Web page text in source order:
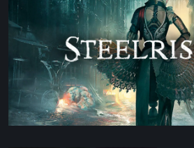
recensione:
rivoluzione
sotto
ingranaggi